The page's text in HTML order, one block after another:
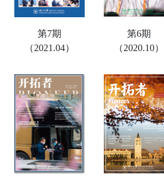
第7期
（2021.04）
第6期
（2020.10）